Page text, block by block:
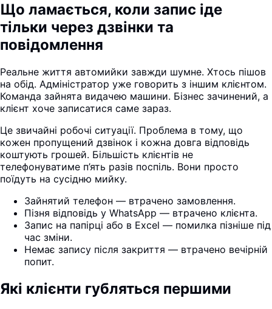
Що ламається, коли запис іде
тільки через дзвінки та
повідомлення
Реальне життя автомийки завжди шумне. Хтось пішов
на обід. Адміністратор уже говорить з іншим клієнтом.
Команда зайнята видачею машини. Бізнес зачинений, а
клієнт хоче записатися саме зараз.
Це звичайні робочі ситуації. Проблема в тому, що
кожен пропущений дзвінок і кожна довга відповідь
коштують грошей. Більшість клієнтів не
телефонуватиме п’ять разів поспіль. Вони просто
поїдуть на сусідню мийку.
Зайнятий телефон — втрачено замовлення.
Пізня відповідь у WhatsApp — втрачено клієнта.
Запис на папірці або в Excel — помилка пізніше під
час зміни.
Немає запису після закриття — втрачено вечірній
попит.
Які клієнти губляться першими